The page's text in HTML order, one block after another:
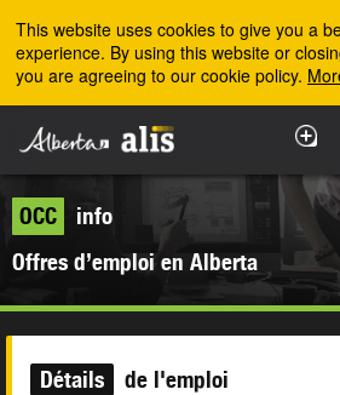
This website uses cookies to give you a
experience. By using this website or
you are agreeing to our cookie policy.
OCC
info
Offres d’emploi en Alberta
Détails de l'emploi